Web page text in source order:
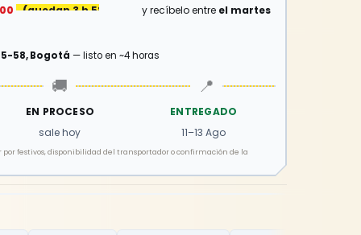
(quedan 3 h 58 min y recíbelo entre el martes
58, Bogotá — listo en ~4 horas
🚚
EN PROCESO
sale hoy
📍
ENTREGADO
11–13 Ago
festivos, disponibilidad del transportador o confirmación de la